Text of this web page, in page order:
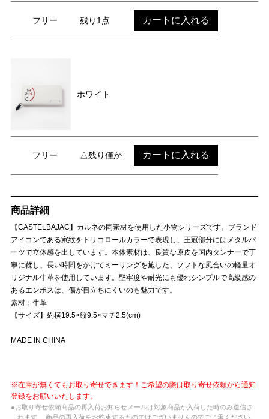
フリー 残り1点 カートに入れる
ホワイト
フリー △残り僅か カートに入れる
商品詳細
【CASTELBAJAC】カルネの同素材を使用した小物シリーズです。ブランド
アイコンである家紋をトリコロールカラーで表現し、王冠部分にはメタルパ
ーツで立体感を出しています。本体素材は、良質な原皮を国内タンナーで丁
寧に鞣し、長い時間をかけてミーリングを施した、ソフトな風合いの軽量オ
リジナル牛革を使用しています。堅牢度や耐光にも優れシンプルで高級感の
あるエンボスは、傷が目立ちにくいのも魅力です。
素材：牛革
【サイズ】約横19.5×縦9.5×マチ2.5(cm)
MADE IN CHINA
※在庫が無くてもお取り寄せできます！ご希望の際は取り寄せ依頼から通知
登録をお願いいたします。
●お取り寄せ依頼商品の再入荷お知らせメールは対象商品が入荷した時のみ送信さ
れます。 商品の再入荷をお約束するものではございませんのでご了承ください。